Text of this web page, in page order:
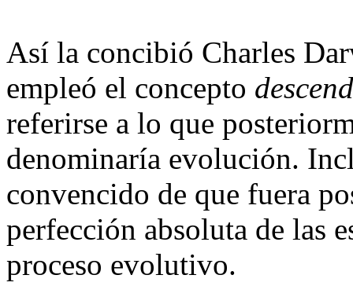
Así la concibió Charles
empleó el concepto
referirse a lo que
denominaría evolución.
convencido de que fuera
perfección absoluta de las
proceso evolutivo.